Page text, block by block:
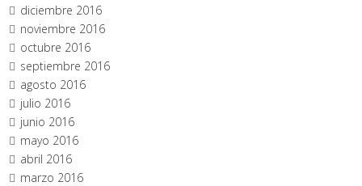
diciembre 2016
noviembre 2016
octubre 2016
septiembre 2016
agosto 2016
julio 2016
junio 2016
mayo 2016
abril 2016
marzo 2016